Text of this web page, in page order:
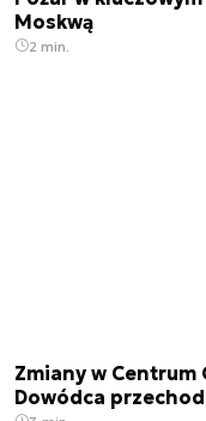
Moskwą
2 min.
Zmiany w
Dowódca